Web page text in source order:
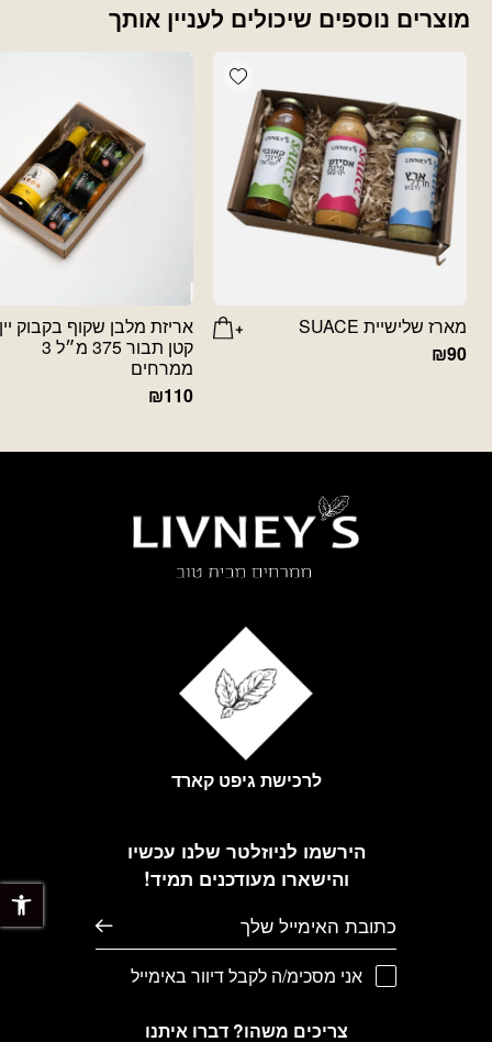
מוצרים נוספים שיכולים לעניין אותך
Add wishlist
מארז שלישיית SUACE
₪90
אריזת מלבן שקוף בקבוק
קטן תבור 375 מ״ל 3
ממרחים
₪110
הירשמו לניוזלטר שלנו עכשיו
והישארו מעודכנים תמיד!
אני מסכימ/ה לקבל דיוור באימייל
צריכים משהו? דברו איתנו
לרכישת גיפט קארד